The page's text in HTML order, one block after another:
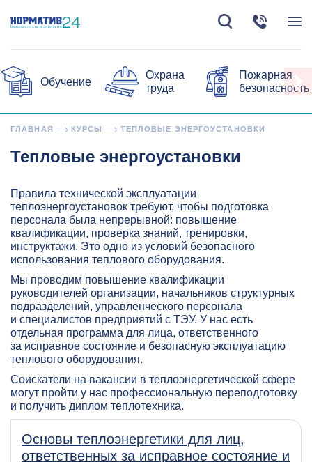
Обучение
Охрана
труда
Пожарная
безопасность
ГЛАВНАЯ КУРСЫ ТЕПЛОВЫЕ ЭНЕРГОУСТАНОВКИ
Тепловые энергоустановки
Правила технической эксплуатации
теплоэнергоустановок требуют, чтобы подготовка
персонала была непрерывной: повышение
квалификации, проверка знаний, тренировки,
инструктажи. Это одно из условий безопасного
использования теплового оборудования.
Мы проводим повышение квалификации
руководителей организации, начальников структурных
подразделений, управленческого персонала
и специалистов предприятий с ТЭУ. У нас есть
отдельная программа для лица, ответственного
за исправное состояние и безопасную эксплуатацию
теплового оборудования.
Соискатели на вакансии в теплоэнергетической сфере
могут пройти у нас профессиональную переподготовку
и получить диплом теплотехника.
Основы теплоэнергетики для лиц,
ответственных за исправное состояние и